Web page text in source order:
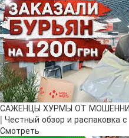
САЖЕНЦЫ ХУРМЫ ОТ
| Честный обзор и распаковка
Смотреть